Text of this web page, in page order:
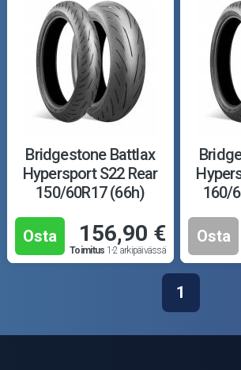
Bridgestone Battlax
Hypersport S22 Rear
150/60R17 (66h)
Osta 156,90 €
Toimitus 1-2 arkipäivässä
160/
Osta
1